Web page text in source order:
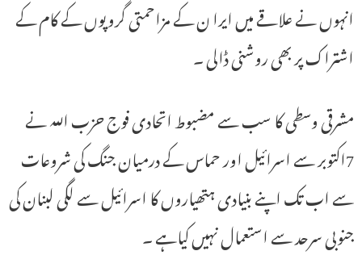
انہوں نے علاقے میں ایرا ن کے مزاحمتی گروپوں کے کام کے
اشتراک پر بھی روشنی ڈالی ۔
مشرقی وسطی کا سب سے مضبوط اتحادی فوج حزب اللہ نے
7اکتوبر سے اسرائیل اور حماس کے درمیان جنگ کی شروعات
سے اب تک اپنے بنیادی ہتھیاروں کا اسرائیل سے لگی لبنان کی
جنوبی سرحد سے استعمال نہیں کیاہے ۔